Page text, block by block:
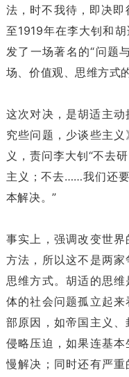
法，时不我待，即决
至1919年在李大钊和
发了一场著名的“问题
场、价值观、思维方式
这次对决，是胡适主
究些问题，少谈些主
义，责问李大钊“不去
主义；不去……我们还
本解决。”
事实上，强调改变世
方法，所以这不是两
思维方式。胡适的思
体的社会问题孤立起
部原因，如帝国主义
侵略压迫，如果连基
慢解决；同时还有严重